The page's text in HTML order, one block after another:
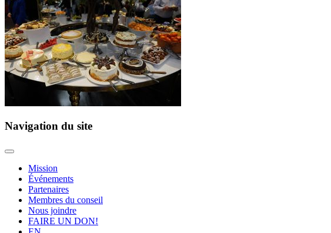
Navigation du site
Mission
Événements
Partenaires
Membres du conseil
Nous joindre
FAIRE UN DON!